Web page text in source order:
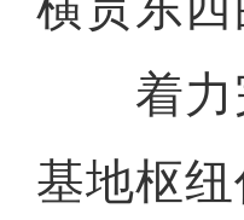
着力完
基地枢纽